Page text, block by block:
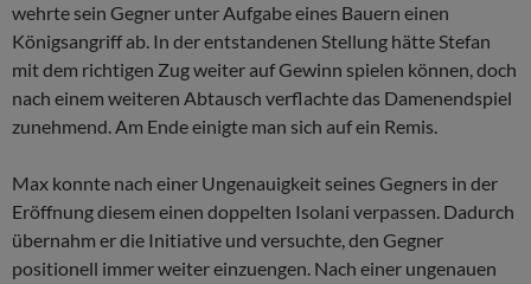
wehrte sein Gegner unter Aufgabe eines Bauern einen
Königsangriff ab. In der entstandenen Stellung hätte Stefan
mit dem richtigen Zug weiter auf Gewinn spielen können, doch
nach einem weiteren Abtausch verflachte das Damenendspiel
zunehmend. Am Ende einigte man sich auf ein Remis.
Max konnte nach einer Ungenauigkeit seines Gegners in der
Eröffnung diesem einen doppelten Isolani verpassen. Dadurch
übernahm er die Initiative und versuchte, den Gegner
positionell immer weiter einzuengen. Nach einer ungenauen